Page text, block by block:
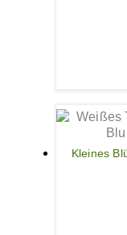
Kleines